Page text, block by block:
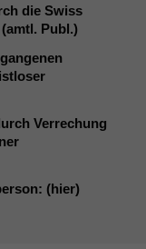
die Swiss
Publ.)
Verrechung
(hier)
sind
es
die